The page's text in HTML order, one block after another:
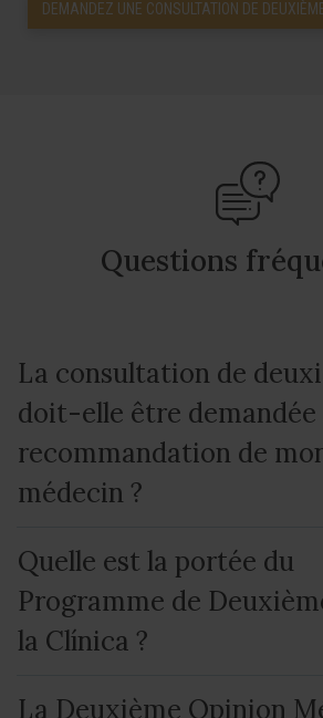
DEMANDEZ UNE CONSULTATION DE
Questions
La consultation de
doit-elle être demandée
recommandation de
médecin ?
Quelle est la portée du
Programme de
la Clínica ?
La Deuxième Opinion